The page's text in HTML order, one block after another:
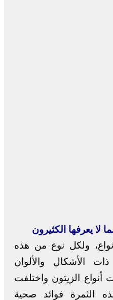
لا يعرفها الكثيرون
ولكل نوع من هذه
الأشكال والألوان
أنواع الزيتون واختلفت
الثمرة فوائد صحية